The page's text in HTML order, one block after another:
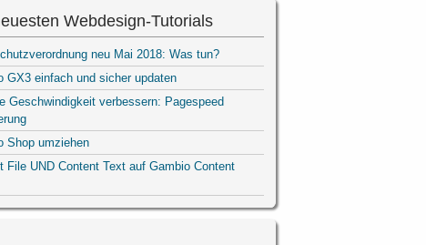
Webdesign-Tutorials
neu Mai 2018: Was tun?
GX3 einfach und sicher updaten
Geschwindigkeit verbessern: Pagespeed
Shop umziehen
File UND Content Text auf Gambio Content